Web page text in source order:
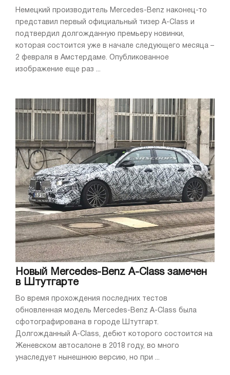
Немецкий производитель Mercedes-Benz наконец-то
представил первый официальный тизер A-Class и
подтвердил долгожданную премьеру новинки,
которая состоится уже в начале следующего месяца –
2 февраля в Амстердаме. Опубликованное
изображение еще раз ...
Новый Mercedes-Benz A-Class замечен
в Штутгарте
Во время прохождения последних тестов
обновленная модель Mercedes-Benz A-Class была
сфотографирована в городе Штутгарт.
Долгожданный A-Class, дебют которого состоится на
Женевском автосалоне в 2018 году, во много
унаследует нынешнюю версию, но при ...